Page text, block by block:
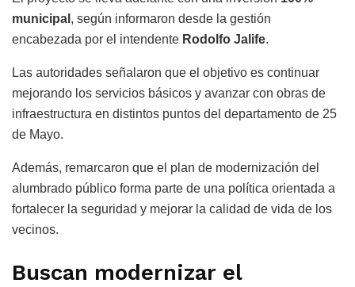
municipal , según informaron desde la gestión
encabezada por el intendente Rodolfo Jalife.
Las autoridades señalaron que el objetivo es continuar
mejorando los servicios básicos y avanzar con obras de
infraestructura en distintos puntos del departamento de 25
de Mayo.
Además, remarcaron que el plan de modernización del
alumbrado público forma parte de una política orientada a
fortalecer la seguridad y mejorar la calidad de vida de los
vecinos.
Buscan modernizar el